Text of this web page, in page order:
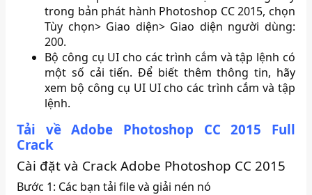
trong bản phát hành Photoshop CC 2015, chọn
Tùy chọn> Giao diện> Giao diện người dùng:
200.
Bộ công cụ UI cho các trình cắm và tập lệnh có
một số cải tiến. Để biết thêm thông tin, hãy
xem bộ công cụ UI UI cho các trình cắm và tập
lệnh.
Tải về Adobe Photoshop CC 2015 Full
Crack
Cài đặt và Crack Adobe Photoshop CC 2015
Bước 1: Các bạn tải file và giải nén nó